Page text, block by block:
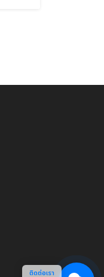
ติดต่อเรา